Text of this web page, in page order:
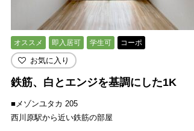
オススメ 即入居可 学生可 コーポ
お気に入り
鉄筋、白とエンジを基調にした1K
■メゾンユタカ 205
西川原駅から近い鉄筋の部屋